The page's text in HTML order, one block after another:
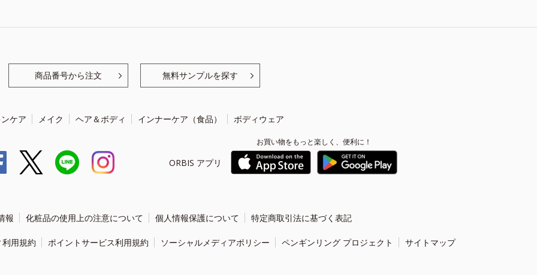
商品番号から注文 無料サンプルを探す
ケア メイク ヘア＆ボディ インナーケア（食品） ボディウェア
ORBIS アプリ
お買い物をもっと楽しく、便利に！
報 化粧品の使用上の注意について 個人情報保護について 特定商取引法に基づく表記
用規約 ポイントサービス利用規約 ソーシャルメディアポリシー ペンギンリング プロジェクト サイトマップ